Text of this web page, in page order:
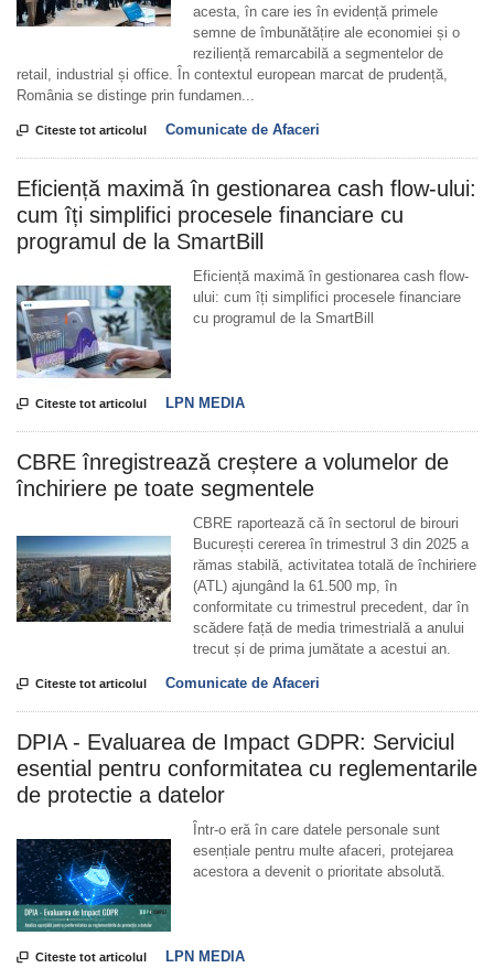
acesta, în care ies în evidență primele
semne de îmbunătățire ale economiei și o
reziliență remarcabilă a segmentelor de
retail, industrial și office. În contextul european marcat de prudență,
România se distinge prin fundamen...
 Citeste tot articolul Comunicate de Afaceri
Eficiență maximă în gestionarea cash flow-ului:
cum îți simplifici procesele financiare cu
programul de la SmartBill
Eficiență maximă în gestionarea cash flow-
ului: cum îți simplifici procesele financiare
cu programul de la SmartBill
 Citeste tot articolul LPN MEDIA
CBRE înregistrează creștere a volumelor de
închiriere pe toate segmentele
CBRE raportează că în sectorul de birouri
București cererea în trimestrul 3 din 2025 a
rămas stabilă, activitatea totală de închiriere
(ATL) ajungând la 61.500 mp, în
conformitate cu trimestrul precedent, dar în
scădere față de media trimestrială a anului
trecut și de prima jumătate a acestui an.
 Citeste tot articolul Comunicate de Afaceri
DPIA - Evaluarea de Impact GDPR: Serviciul
esential pentru conformitatea cu reglementarile
de protectie a datelor
Într-o eră în care datele personale sunt
esențiale pentru multe afaceri, protejarea
acestora a devenit o prioritate absolută.
 Citeste tot articolul LPN MEDIA